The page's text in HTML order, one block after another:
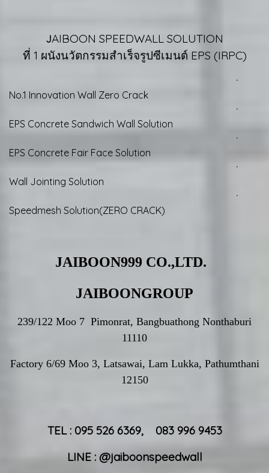
JAIBOON SPEEDWALL SOLUTION
ที่ 1 ผนังนวัตกรรมสำเร็จรูปซีเมนต์ EPS (IRPC)
ㆍ
No.1 Innovation Wall Zero Crack
ㆍ
EPS Concrete Sandwich Wall Solution
ㆍ
EPS Concrete Fair Face Solution
ㆍ
Wall Jointing Solution
ㆍ
Speedmesh Solution(ZERO CRACK)
JAIBOON999 CO.,LTD.
JAIBOONGROUP
239/122 Moo 7 Pimonrat, Bangbuathong Nonthaburi
11110
Factory 6/69 Moo 3, Latsawai, Lam Lukka, Pathumthani
12150
TEL : 095 526 6369, 083 996 9453
LINE : @jaiboonspeedwall